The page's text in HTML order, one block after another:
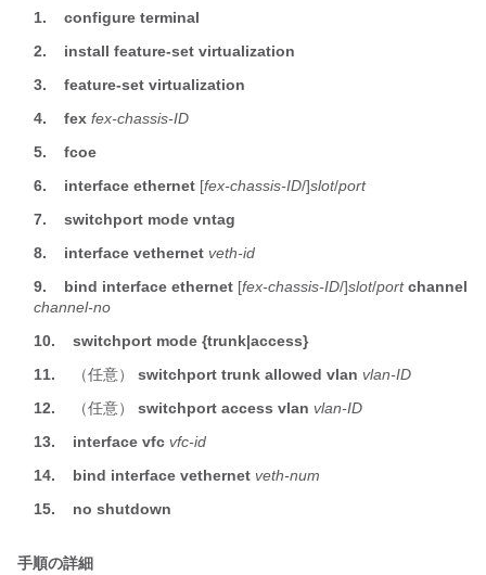
1.
configure terminal
2.
install feature-set virtualization
3.
feature-set virtualization
4.
fex fex-chassis-ID
5.
fcoe
6.
interface ethernet [fex-chassis-ID/]slot/port
7.
switchport mode vntag
8.
interface vethernet veth-id
9.
bind interface ethernet [fex-chassis-ID/]slot/port channel
channel-no
10.
switchport mode {trunk|access}
11. （任意） switchport trunk allowed vlan vlan-ID
12. （任意） switchport access vlan vlan-ID
13.
interface vfc vfc-id
14.
bind interface vethernet veth-num
15.
no shutdown
手順の詳細